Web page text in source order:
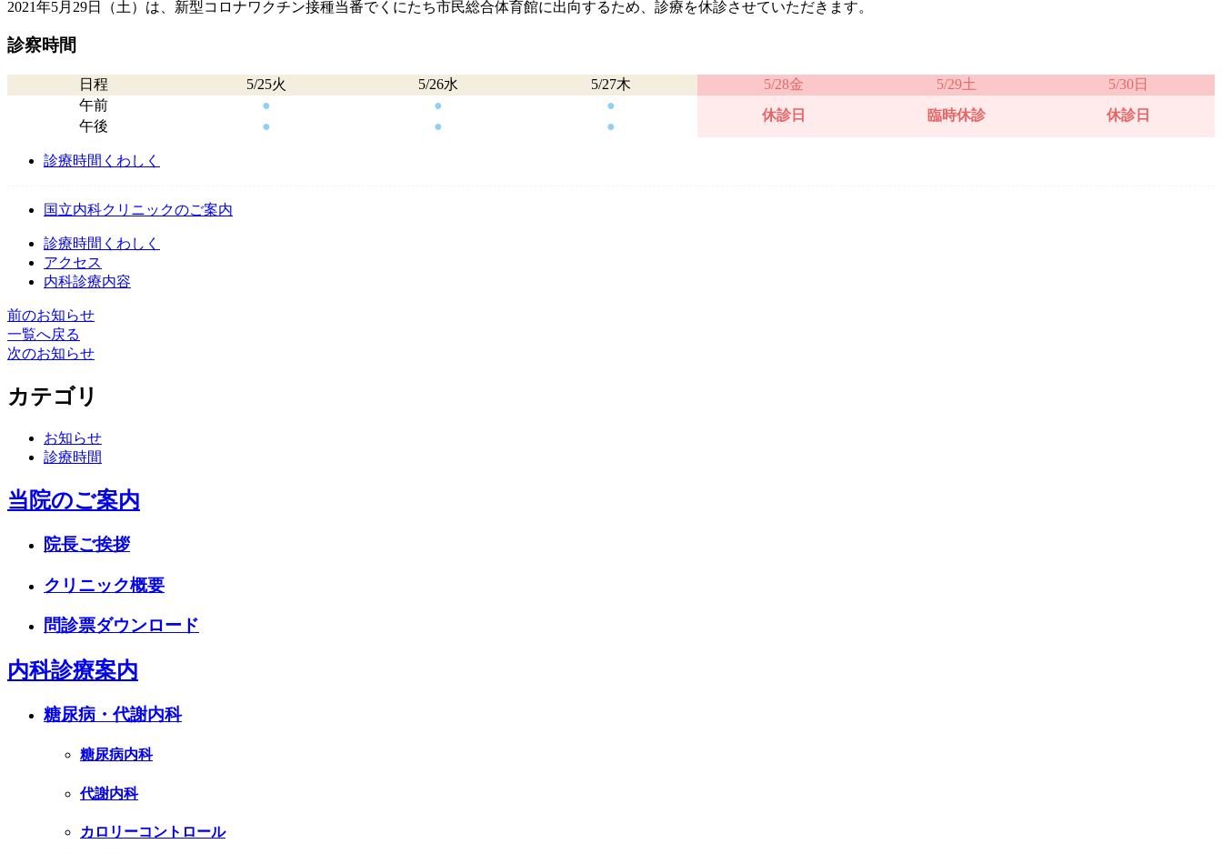
2021年5月29日（土）は、新型コロナワクチン接種当番でくにたち市民総合体育館に出向するため、 診療を休診させていただきます。
診察時間
日程 5/25火 5/26水 5/27木 5/28金 5/29土
5/30日
午前
● ● ●
休診日 臨時休診 休診日
午後 ● ● ●
診療時間くわしく
国立内科クリニックのご案内
診療時間くわしく
アクセス
内科診療内容
前のお知らせ
一覧へ戻る
次のお知らせ
カテゴリ
お知らせ
診療時間
当院のご案内
院長ご挨拶
クリニック概要
問診票ダウンロード
内科診療案内
糖尿病・代謝内科
糖尿病内科
代謝内科
カロリーコントロール